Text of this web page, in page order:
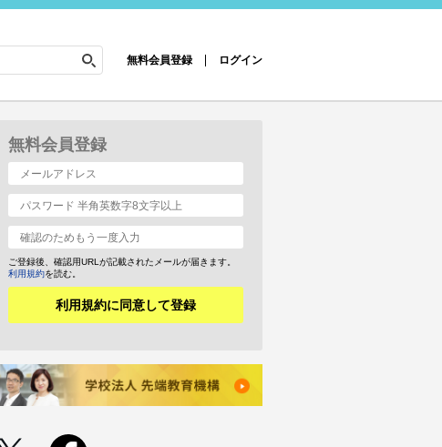
無料会員登録 ログイン
無料会員登録
ご登録後、確認用URLが記載されたメールが届きます。
利用規約を読む。
利用規約に同意して登録